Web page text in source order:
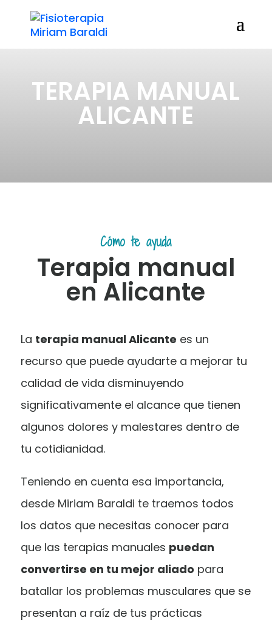
TERAPIA MANUAL
ALICANTE
Cómo te ayuda
Terapia manual
en Alicante
La terapia manual Alicante es un
recurso que puede ayudarte a mejorar tu
calidad de vida disminuyendo
significativamente el alcance que tienen
algunos dolores y malestares dentro de
tu cotidianidad.
Teniendo en cuenta esa importancia,
desde Miriam Baraldi te traemos todos
los datos que necesitas conocer para
que las terapias manuales puedan
convertirse en tu mejor aliado para
batallar los problemas musculares que se
presentan a raíz de tus prácticas